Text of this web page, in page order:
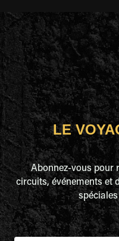
LE
Abonnez-vous pour
circuits, événements et